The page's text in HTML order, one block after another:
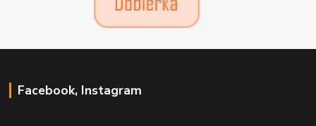
Facebook, Instagram